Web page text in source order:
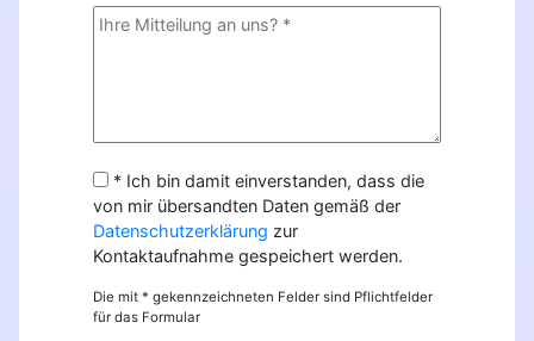
* Ich bin damit einverstanden, dass die
von mir übersandten Daten gemäß der
Datenschutzerklärung zur
Kontaktaufnahme gespeichert werden.
Die mit * gekennzeichneten Felder sind Pflichtfelder
für das Formular